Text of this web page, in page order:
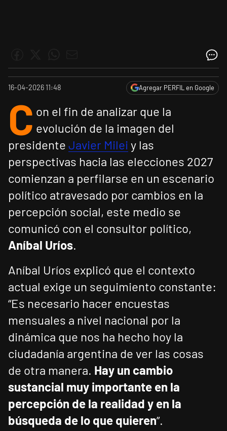
16-04-2026 11:48 Agregar PERFIL en Google
C on el fin de analizar que la
evolución de la imagen del
presidente Javier Milei y las
perspectivas hacia las elecciones 2027
comienzan a perfilarse en un escenario
político atravesado por cambios en la
percepción social, este medio se
comunicó con el consultor político,
Aníbal Uríos.
Aníbal Uríos explicó que el contexto
actual exige un seguimiento constante:
“Es necesario hacer encuestas
mensuales a nivel nacional por la
dinámica que nos ha hecho hoy la
ciudadanía argentina de ver las cosas
de otra manera. Hay un cambio
sustancial muy importante en la
percepción de la realidad y en la
búsqueda de lo que quieren”.